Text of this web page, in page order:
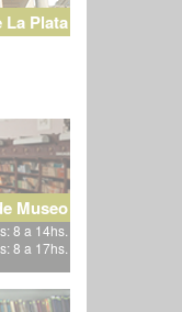
La Plata
Museo
8 a 14hs.
8 a 17hs.